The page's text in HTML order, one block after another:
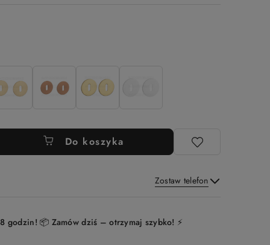
Do koszyka
Zostaw telefon
godzin! 📦 Zamów dziś – otrzymaj szybko! ⚡